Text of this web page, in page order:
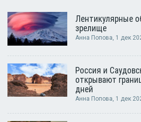
Лентикулярные
зрелище
Анна Попова, 1 дек
Россия и
открывают
дней
Анна Попова, 1 дек